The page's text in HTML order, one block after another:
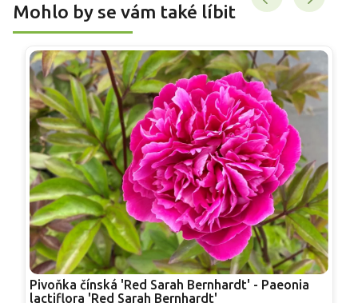
Mohlo by se vám také líbit
Pivoňka čínská 'Red Sarah Bernhardt' - Paeonia
lactiflora 'Red Sarah Bernhardt'